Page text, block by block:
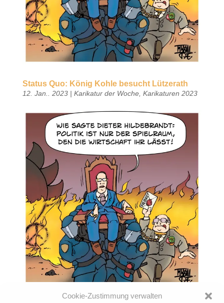
Cookie-Zustimmung verwalten
Status Quo: König Kohle besucht Lützerath
12. Jan.. 2023| Karikatur der Woche, Karikaturen 2023
Status Quo: König Kohle besucht Lützerath